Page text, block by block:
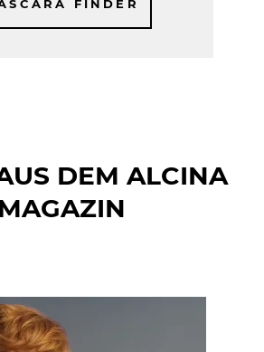
FINDER
DEM ALCINA
MAGAZIN